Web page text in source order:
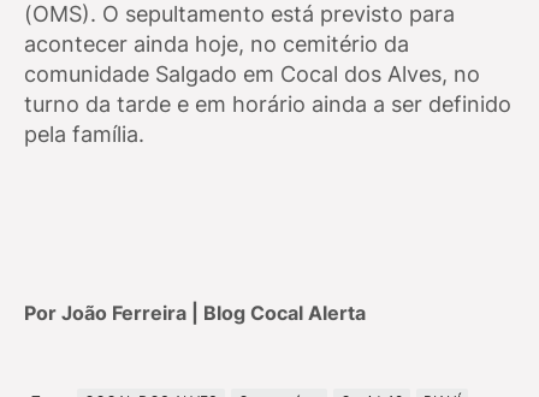
(OMS). O sepultamento está previsto para
acontecer ainda hoje, no cemitério da
comunidade Salgado em Cocal dos Alves, no
turno da tarde e em horário ainda a ser definido
pela família.
Por João Ferreira | Blog Cocal Alerta